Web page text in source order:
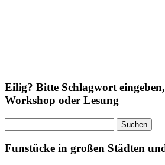
Eilig? Bitte Schlagwort
Workshop oder Lesung
nach:
Funstücke in großen Städten